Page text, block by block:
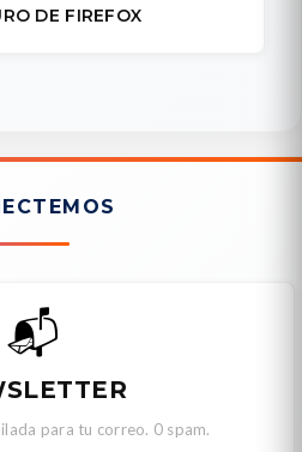
DE FIREFOX
📬
para tu correo. 0 spam.